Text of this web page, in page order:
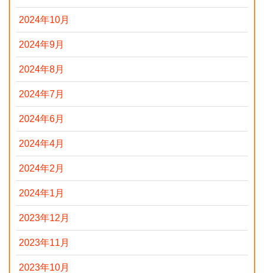
2024年10月
2024年9月
2024年8月
2024年7月
2024年6月
2024年4月
2024年2月
2024年1月
2023年12月
2023年11月
2023年10月